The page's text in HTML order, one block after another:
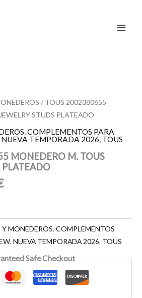
/ TOUS 2002380655
STUDS PLATEADO
,COMPLEMENTOS PARA
NUEVA TEMPORADA 2026, TOUS
MONEDERO M. TOUS
PLATEADO
es:
39,50 €.
Y MONEDEROS, COMPLEMENTOS
, NUEVA TEMPORADA 2026, TOUS
Safe Checkout